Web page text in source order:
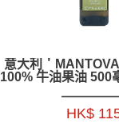
意大利＇
100% 牛油果油 500
HK$